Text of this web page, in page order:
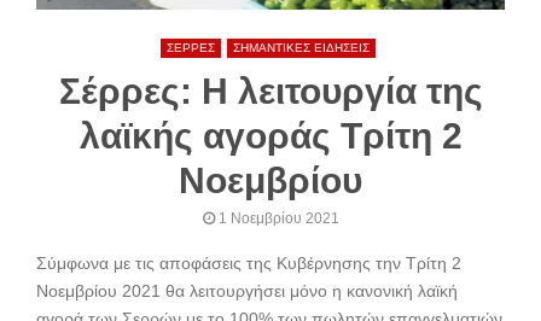
ΣΕΡΡΕΣ ΣΗΜΑΝΤΙΚΕΣ ΕΙΔΗΣΕΙΣ
Σέρρες: Η λειτουργία της
λαϊκής αγοράς Τρίτη 2
Νοεμβρίου
1 Νοεμβρίου 2021
Σύμφωνα με τις αποφάσεις της Κυβέρνησης την Τρίτη 2
Νοεμβρίου 2021 θα λειτουργήσει μόνο η κανονική λαϊκή